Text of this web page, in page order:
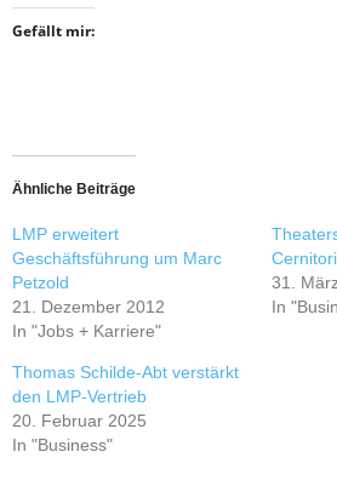
Gefällt mir:
Ähnliche Beiträge
LMP erweitert
Geschäftsführung um Marc
Petzold
21. Dezember 2012
In "Jobs + Karriere"
31.
In
Thomas Schilde-Abt verstärkt
den LMP-Vertrieb
20. Februar 2025
In "Business"